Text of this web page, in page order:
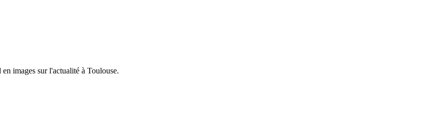
images sur l'actualité à Toulouse.